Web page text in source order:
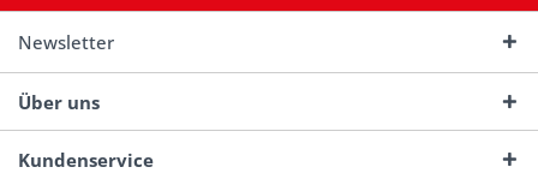
Newsletter
Über uns
Kundenservice